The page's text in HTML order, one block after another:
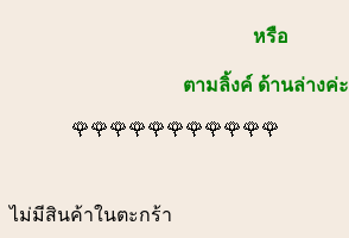
หรือ
ตามลิ้งค์ ด้านล่างค่ะ
🌹🌹🌹🌹🌹🌹🌹🌹🌹🌹🌹
ไม่มีสินค้าในตะกร้า